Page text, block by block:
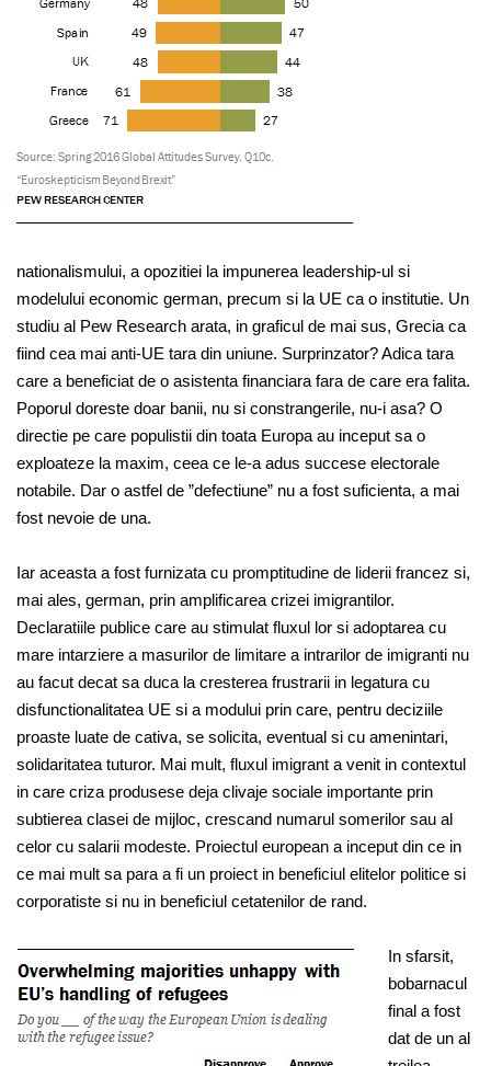
nationalismului, a opozitiei la impunerea leadership-ul si
modelului economic german, precum si la UE ca o institutie. Un
studiu al Pew Research arata, in graficul de mai sus, Grecia ca
fiind cea mai anti-UE tara din uniune. Surprinzator? Adica tara
care a beneficiat de o asistenta financiara fara de care era falita.
Poporul doreste doar banii, nu si constrangerile, nu-i asa? O
directie pe care populistii din toata Europa au inceput sa o
exploateze la maxim, ceea ce le-a adus succese electorale
notabile. Dar o astfel de ”defectiune” nu a fost suficienta, a mai
fost nevoie de una.
Iar aceasta a fost furnizata cu promptitudine de liderii francez si,
mai ales, german, prin amplificarea crizei imigrantilor.
Declaratiile publice care au stimulat fluxul lor si adoptarea cu
mare intarziere a masurilor de limitare a intrarilor de imigranti nu
au facut decat sa duca la cresterea frustrarii in legatura cu
disfunctionalitatea UE si a modului prin care, pentru deciziile
proaste luate de cativa, se solicita, eventual si cu amenintari,
solidaritatea tuturor. Mai mult, fluxul imigrant a venit in contextul
in care criza produsese deja clivaje sociale importante prin
subtierea clasei de mijloc, crescand numarul somerilor sau al
celor cu salarii modeste. Proiectul european a inceput din ce in
ce mai mult sa para a fi un proiect in beneficiul elitelor politice si
corporatiste si nu in beneficiul cetatenilor de rand.
In sfarsit,
bobarnacul
final a fost
dat de un al